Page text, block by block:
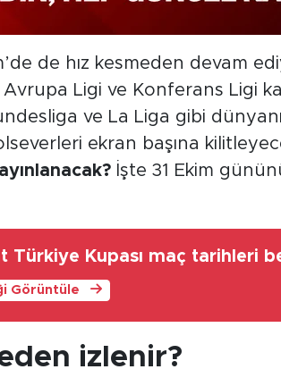
de hız kesmeden devam
Ligi ve Konferans Ligi
ve La Liga gibi
ekran başına
İşte 31 Ekim
Türkiye Kupası maç tarihleri
Görüntüle
izlenir?